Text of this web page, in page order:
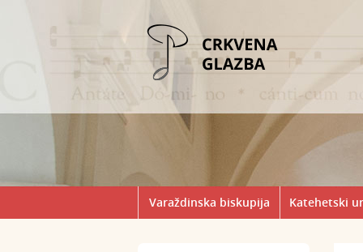
Varaždinska biskupija Katehetski